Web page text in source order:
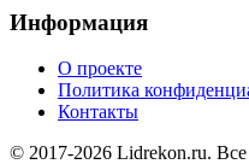
Информация
О проекте
Политика
Контакты
© 2017-2026 Lidrekon.ru.